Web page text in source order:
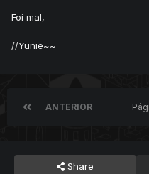
Foi mal,
//Yunie~~
ANTERIOR
Share